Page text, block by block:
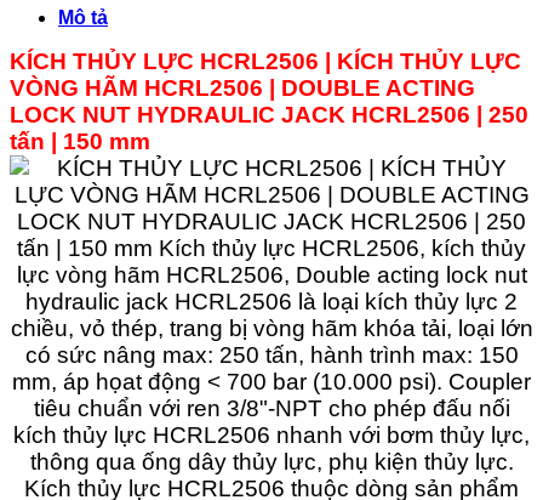
Mô tả
KÍCH THỦY LỰC HCRL2506 | KÍCH THỦY LỰC
VÒNG HÃM HCRL2506
DOUBLE ACTING
LOCK NUT HYDRAULIC JACK HCRL2506 | 250
tấn | 150 mm